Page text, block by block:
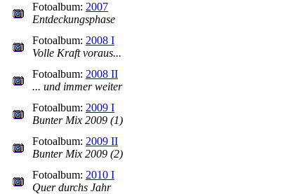
Fotoalbum: 2007
Entdeckungsphase
Fotoalbum: 2008 I
Volle Kraft voraus...
Fotoalbum: 2008 II
... und immer weiter
Fotoalbum: 2009 I
Bunter Mix 2009 (1)
Fotoalbum: 2009 II
Bunter Mix 2009 (2)
Fotoalbum: 2010 I
Quer durchs Jahr